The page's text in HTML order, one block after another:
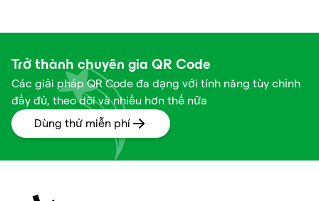
Trở thành chuyên gia QR Code
Các giải pháp QR Code đa dạng với tính năng tùy chỉnh
đầy đủ, theo dõi và nhiều hơn thế nữa
Dùng thử miễn phí